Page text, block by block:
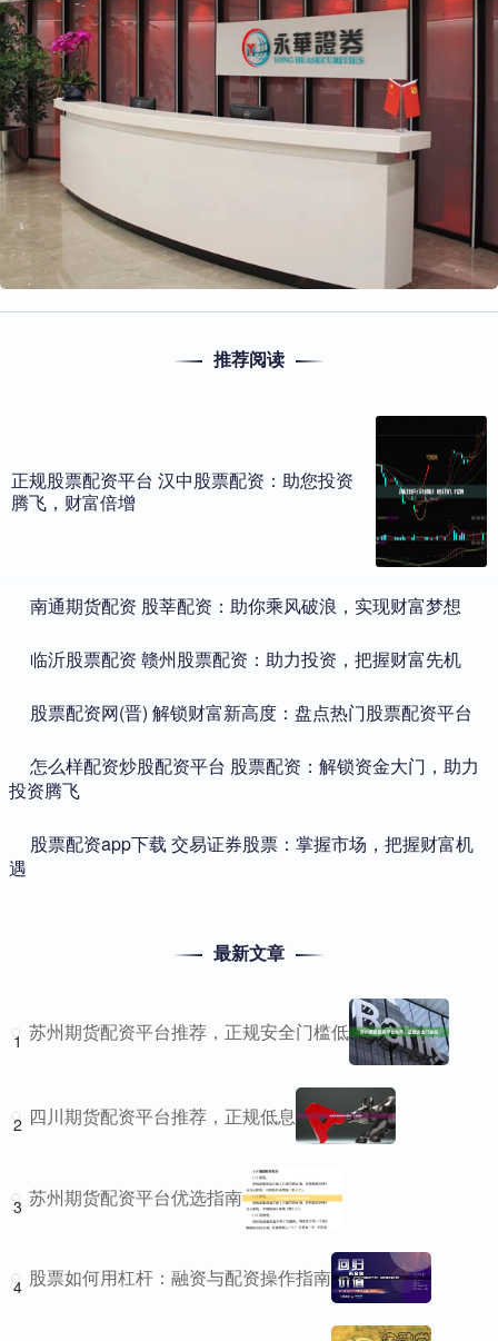
推荐阅读
正规股票配资平台 汉中股票配资：助您投资
腾飞，财富倍增
​南通期货配资 股莘配资：助你乘风破浪，实现财富梦想
​临沂股票配资 赣州股票配资：助力投资，把握财富先机
​股票配资网(晋) 解锁财富新高度：盘点热门股票配资平台
​怎么样配资炒股配资平台 股票配资：解锁资金大门，助力
投资腾飞
​股票配资app下载 交易证券股票：掌握市场，把握财富机
遇
最新文章
1 苏州期货配资平台推荐，正规安全门槛低
2 四川期货配资平台推荐，正规低息
3 苏州期货配资平台优选指南
4 股票如何用杠杆：融资与配资操作指南